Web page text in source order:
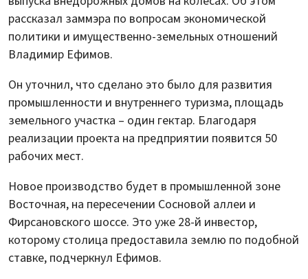
рассказал заммэра по вопросам экономической
политики и имущественно-земельных отношений
Владимир Ефимов.
Он уточнил, что сделано это было для развития
промышленности и внутреннего туризма, площадь
земельного участка – один гектар. Благодаря
реализации проекта на предприятии появится 50
рабочих мест.
Новое производство будет в промышленной зоне
Восточная, на пересечении Сосновой аллеи и
Фирсановского шоссе. Это уже 28-й инвестор,
которому столица предоставила землю по подобной
ставке, подчеркнул Ефимов.